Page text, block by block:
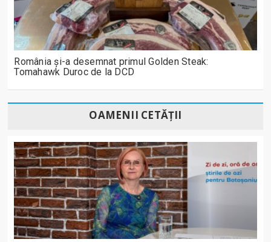
România și-a desemnat primul Golden Steak:
Tomahawk Duroc de la DCD
OAMENII CETĂȚII